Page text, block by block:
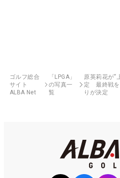
ゴルフ総合
サイト
ALBA Net
「LPGA」
の写真一
覧
原英莉花が“
定 最終戦を
りが決定